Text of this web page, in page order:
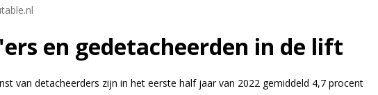
en gedetacheerden in de lift
van detacheerders zijn in het eerste half jaar van 2022 gemiddeld 4,7 procent